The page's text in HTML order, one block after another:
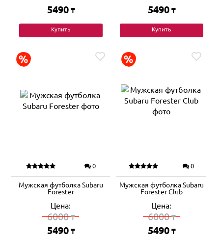
5490 ₸
Купить
5490 ₸
Купить
0
Мужская футболка Subaru
Forester
Цена:
6000₸
5490 ₸
0
Мужская футболка Subaru
Forester Club
Цена:
6000₸
5490 ₸